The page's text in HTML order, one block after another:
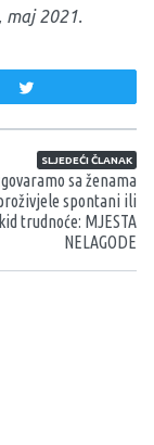
2021.
SLJEDEĆI ČLANAK
sa ženama
spontani ili
trudnoće: MJESTA
NELAGODE